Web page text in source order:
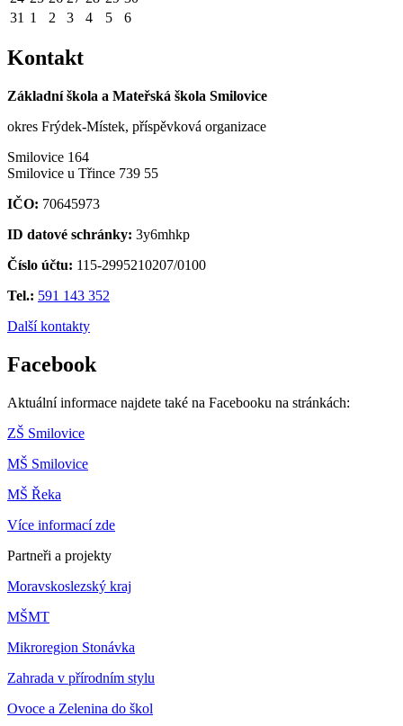
31 1 2 3 4 5 6
Kontakt
Základní škola a Mateřská škola Smilovice
okres Frýdek-Místek, příspěvková organizace
Smilovice 164
Smilovice u Třince 739 55
IČO: 70645973
ID datové schránky: 3y6mhkp
Číslo účtu: 115-2995210207/0100
Tel.: 591 143 352
Další kontakty
Facebook
Aktuální informace najdete také na Facebooku na stránkách:
ZŠ Smilovice
MŠ Smilovice
MŠ Řeka
Více informací zde
Partneři a projekty
Moravskoslezský kraj
MŠMT
Mikroregion Stonávka
Zahrada v přírodním stylu
Ovoce a Zelenina do škol